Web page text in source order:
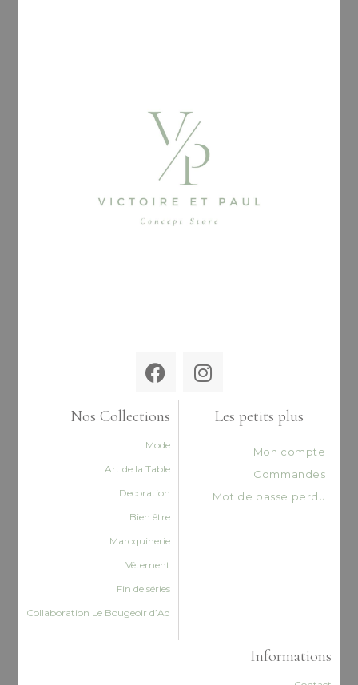
Nos Collections
Mode
Art de la Table
Decoration
Bien être
Maroquinerie
Vêtement
Fin de séries
Collaboration Le Bougeoir d’Ad
Les petits plus
Mon compte
Commandes
Mot de passe perdu
Informations